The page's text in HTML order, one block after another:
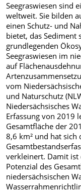
Seegraswiesen sind
weltweit. Sie bilden
einen Schutz- und
bietet, das
grundlegenden
Seegraswiesen im
auf
vom
und Naturschutz
Niedersächsisches
Erfassung von 2019
Gesamtfläche der
8,6 km² und hat
verkleinert. Damit ist
Potenzial des
niedersächsischen